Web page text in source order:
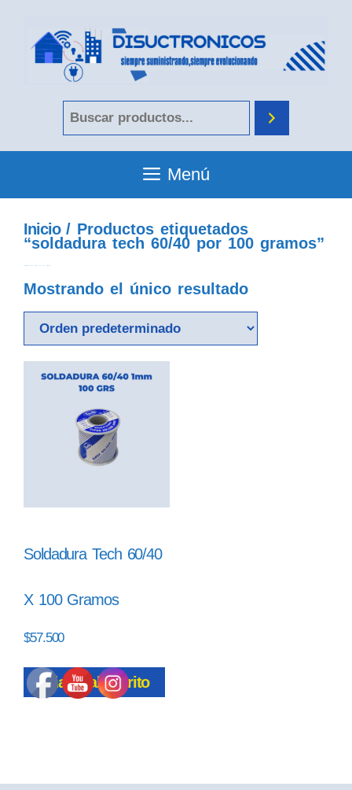
Menú
Inicio/ Productos etiquetados
“soldadura tech 60/40 por 100 gramos”
Mostrando el único resultado
Soldadura Tech 60/40
X 100 Gramos
$57.500
Añadir al carrito